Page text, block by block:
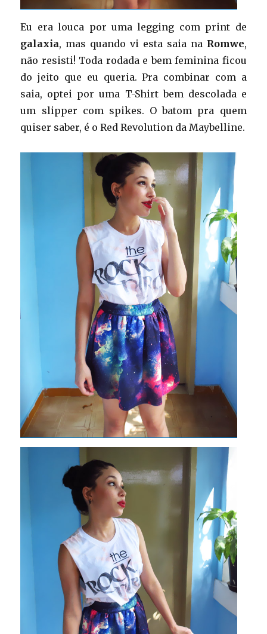
Eu era louca por uma legging com print de
galaxia, mas quando vi esta saia na Romwe,
não resisti! Toda rodada e bem feminina ficou
do jeito que eu queria. Pra combinar com a
saia, optei por uma T-Shirt bem descolada e
um slipper com spikes. O batom pra quem
quiser saber, é o Red Revolution da Maybelline.